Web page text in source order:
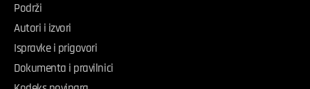
Podrži
Autori i izvori
Ispravke i prigovori
Dokumenta i pravilnici